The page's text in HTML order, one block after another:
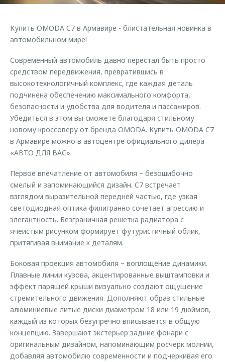
Страхование
Аксессуары
Одежда и сувениры
Оригинальные аксессуары
Запчасти
Трейд-ин
Калькулятор трейд-ин
Клиентская поддержка
O&J Автоклуб
Клуб владельцев OMODA
Приложение O&J
Аксессуары
Одежда и сувениры
Оригинальные аксессуары
Запчасти
Купить OMODA C7 в Армавире - блистательная новинка в
автомобильном мире!
Современный автомобиль давно перестал быть просто
средством передвижения, превратившись в
высокотехнологичный комплекс, где каждая деталь
подчинена обеспечению максимального комфорта,
безопасности и удобства для водителя и пассажиров.
Убедиться в этом вы сможете благодаря стильному
новому кроссоверу от бренда OMODA. Купить OMODA C7
в Армавире можно в автоцентре официального дилера
«АВТО ДЛЯ ВАС».
Первое впечатление от автомобиля – безошибочно
смелый и запоминающийся дизайн. C7 встречает
взглядом выразительной передней частью, где узкая
светодиодная оптика филигранно сочетает агрессию и
элегантность. Безграничная решетка радиатора с
ячеистым рисунком формирует футуристичный облик,
притягивая внимание к деталям.
Боковая проекция автомобиля – воплощение динамики.
Плавные линии кузова, акцентированные выштамповки и
эффект парящей крыши визуально создают ощущение
стремительного движения. Дополняют образ стильные
алюминиевые литые диски диаметром 18 или 19 дюймов,
каждый из которых безупречно вписывается в общую
концепцию. Завершают экстерьер задние фонари с
оригинальным дизайном, напоминающим росчерк молнии,
добавляя автомобилю современности и подчеркивая его